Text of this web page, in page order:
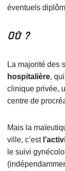
éventuels
Où ?
La majorité des
hospitalière,
clinique privée,
centre de
Mais la
ville, c’est
le suivi